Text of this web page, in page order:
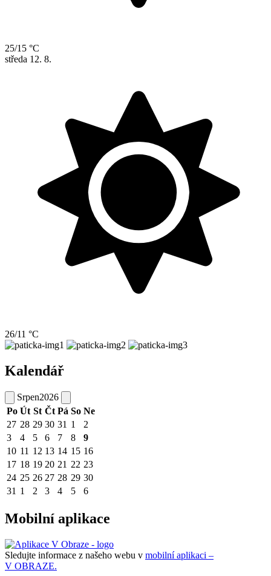
25/15 °C
středa 12. 8.
26/11 °C
Kalendář
Srpen2026
Po Út St Čt Pá So Ne
27 28 29 30 31 1
2
3
4 5 6 7 8
9
10 11 12 13 14 15 16
17 18 19 20 21 22 23
24 25 26 27 28 29 30
31 1 2 3 4 5 6
Mobilní aplikace
Sledujte informace z našeho webu v mobilní aplikaci –
V OBRAZE.